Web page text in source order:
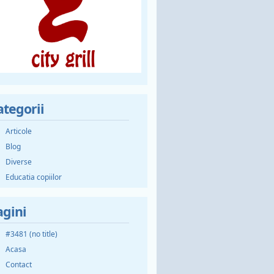
Articole
Blog
Diverse
Educatia copiilor
#3481 (no title)
Acasa
Contact